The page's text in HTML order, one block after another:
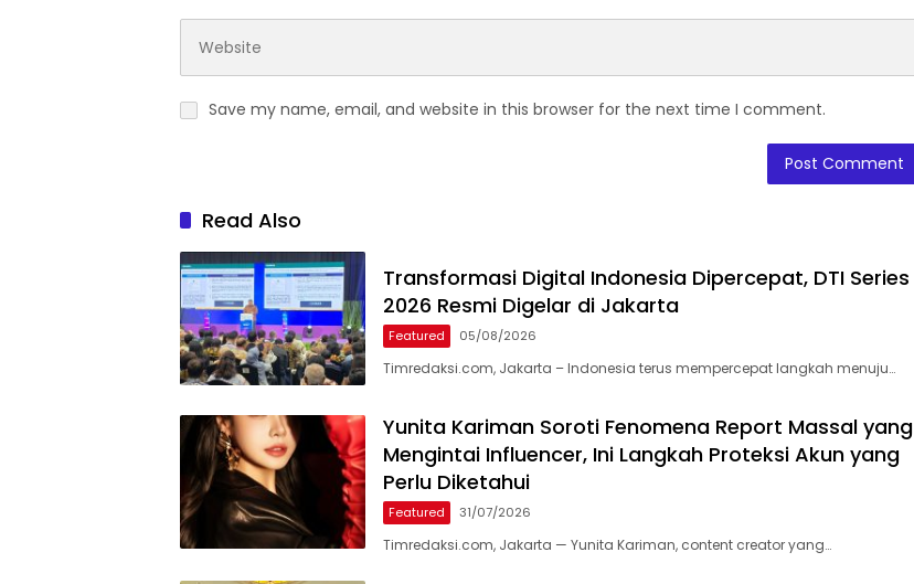
Save my name, email, and website in this browser for the next time I comment.
Read Also
Transformasi Digital Indonesia Dipercepat, DTI Series
2026 Resmi Digelar di Jakarta
Featured 05/08/2026
Timredaksi.com, Jakarta – Indonesia terus mempercepat langkah menuju…
Yunita Kariman Soroti Fenomena Report Massal yang
Mengintai Influencer, Ini Langkah Proteksi Akun yang
Perlu Diketahui
Featured 31/07/2026
Timredaksi.com, Jakarta — Yunita Kariman, content creator yang…